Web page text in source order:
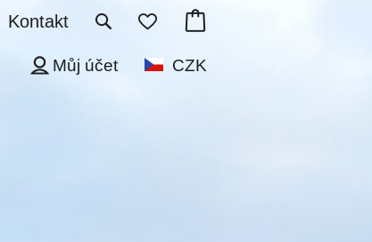
Kontakt
CZK
Můj účet